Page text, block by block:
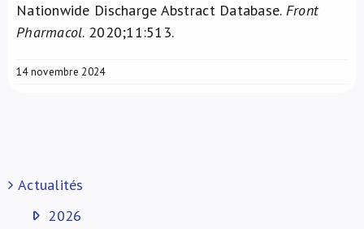
Nationwide Discharge Abstract Database. Front
Pharmacol. 2020;11:513.
14 novembre 2024
Actualités
2026